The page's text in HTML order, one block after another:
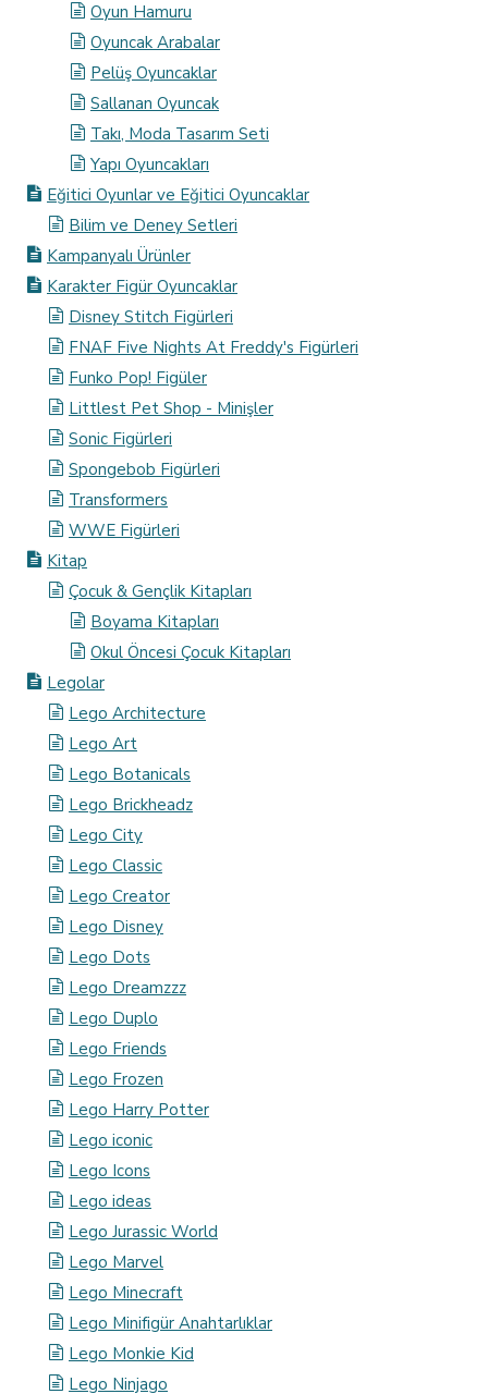
Oyun Hamuru
Oyuncak Arabalar
Pelüş Oyuncaklar
Sallanan Oyuncak
Takı, Moda Tasarım Seti
Yapı Oyuncakları
Eğitici Oyunlar ve Eğitici Oyuncaklar
Bilim ve Deney Setleri
Kampanyalı Ürünler
Karakter Figür Oyuncaklar
Disney Stitch Figürleri
FNAF Five Nights At Freddy's Figürleri
Funko Pop! Figüler
Littlest Pet Shop - Minişler
Sonic Figürleri
Spongebob Figürleri
Transformers
WWE Figürleri
Kitap
Çocuk & Gençlik Kitapları
Boyama Kitapları
Okul Öncesi Çocuk Kitapları
Legolar
Lego Architecture
Lego Art
Lego Botanicals
Lego Brickheadz
Lego City
Lego Classic
Lego Creator
Lego Disney
Lego Dots
Lego Dreamzzz
Lego Duplo
Lego Friends
Lego Frozen
Lego Harry Potter
Lego iconic
Lego Icons
Lego ideas
Lego Jurassic World
Lego Marvel
Lego Minecraft
Lego Minifigür Anahtarlıklar
Lego Monkie Kid
Lego Ninjago